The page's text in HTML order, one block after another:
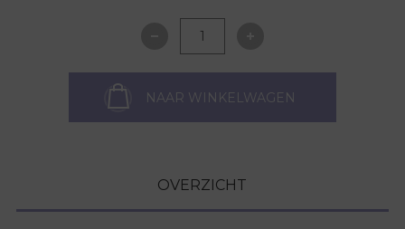
NAAR WINKELWAGEN
OVERZICHT